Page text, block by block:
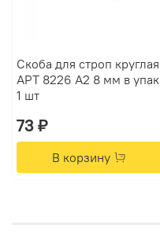
Скоба для строп круглая
АРТ 8226 А2 8 мм в упак
1 шт
73 ₽
В корзину